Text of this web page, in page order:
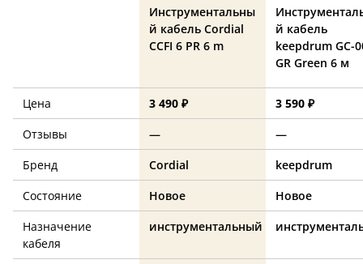
Инструментальны
й кабель Cordial
CCFI 6 PR 6 m
й кабель
keepdrum GC-
GR Green 6 м
Цена 3 490 ₽
3 590 ₽
Отзывы
—
—
Бренд
Cordial
keepdrum
Состояние
Новое
Новое
Назначение
кабеля
инструментальный